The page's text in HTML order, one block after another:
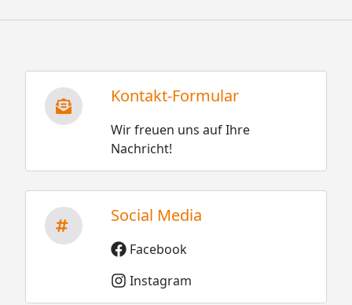
Kontakt-Formular
Wir freuen uns auf Ihre
Nachricht!
Social Media
Facebook
Instagram